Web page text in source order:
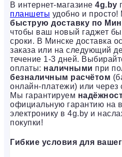
В интернет-магазине 4g.by
планшеты удобно и
быструю доставку по
чтобы ваш новый гаджет
сроки. В Минске доставка
заказа или на следующий
течение 1-3 дней.
оплаты: наличными при
безналичным расчётом
онлайн-платежи) или через
Мы гарантируем
официальную гарантию на
электронику в 4g.by и
покупки!
Гибкие условия для